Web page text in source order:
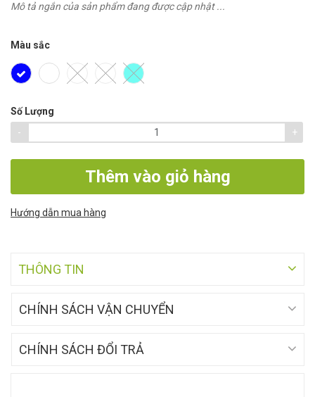
Mô tả ngắn của sản phẩm đang được cập nhật ...
Màu sắc
Số Lượng
-
+
Thêm vào giỏ hàng
Hướng dẫn mua hàng
THÔNG TIN
CHÍNH SÁCH VẬN CHUYỂN
CHÍNH SÁCH ĐỔI TRẢ